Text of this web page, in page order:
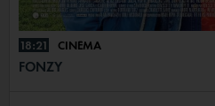
18:21 CINÉMA
FONZY